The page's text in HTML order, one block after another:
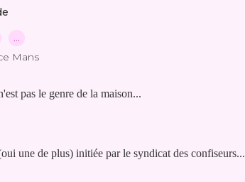
…
Mans
pas le genre de la maison...
une de plus) initiée par le syndicat des confiseurs...